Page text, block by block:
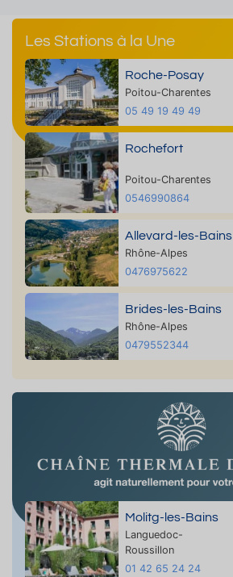
Les Stations à la Une
Roche-Posay
Poitou-Charentes
05 49 19 49 49
Rochefort
Poitou-Charentes
0546990864
Allevard-les-Bains
Rhône-Alpes
0476975622
Brides-les-Bains
Rhône-Alpes
0479552344
Molitg-les-Bains
Languedoc-
Roussillon
01 42 65 24 24